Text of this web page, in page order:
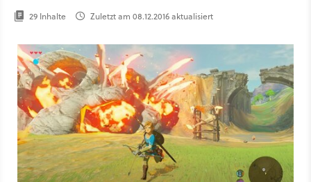
29 Inhalte Zuletzt am 08.12.2016 aktualisiert